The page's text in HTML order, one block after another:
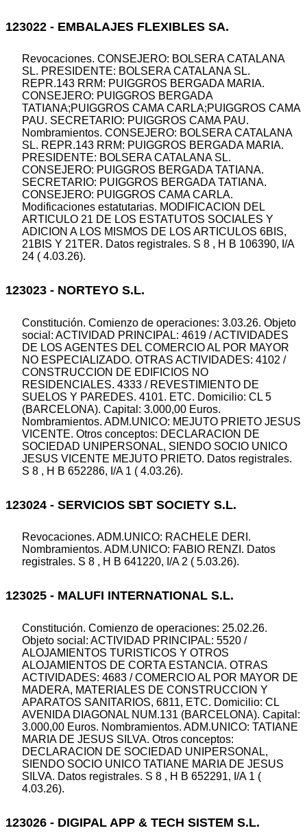
123022 - EMBALAJES FLEXIBLES SA.
Revocaciones. CONSEJERO: BOLSERA CATALANA
SL. PRESIDENTE: BOLSERA CATALANA SL.
REPR.143 RRM: PUIGGROS BERGADA MARIA.
CONSEJERO: PUIGGROS BERGADA
TATIANA;PUIGGROS CAMA CARLA;PUIGGROS CAMA
PAU. SECRETARIO: PUIGGROS CAMA PAU.
Nombramientos. CONSEJERO: BOLSERA CATALANA
SL. REPR.143 RRM: PUIGGROS BERGADA MARIA.
PRESIDENTE: BOLSERA CATALANA SL.
CONSEJERO: PUIGGROS BERGADA TATIANA.
SECRETARIO: PUIGGROS BERGADA TATIANA.
CONSEJERO: PUIGGROS CAMA CARLA.
Modificaciones estatutarias. MODIFICACION DEL
ARTICULO 21 DE LOS ESTATUTOS SOCIALES Y
ADICION A LOS MISMOS DE LOS ARTICULOS 6BIS,
21BIS Y 21TER. Datos registrales. S 8 , H B 106390, I/A
24 ( 4.03.26).
123023 - NORTEYO S.L.
Constitución. Comienzo de operaciones: 3.03.26. Objeto
social: ACTIVIDAD PRINCIPAL: 4619 / ACTIVIDADES
DE LOS AGENTES DEL COMERCIO AL POR MAYOR
NO ESPECIALIZADO. OTRAS ACTIVIDADES: 4102 /
CONSTRUCCION DE EDIFICIOS NO
RESIDENCIALES. 4333 / REVESTIMIENTO DE
SUELOS Y PAREDES. 4101. ETC. Domicilio: CL 5
(BARCELONA). Capital: 3.000,00 Euros.
Nombramientos. ADM.UNICO: MEJUTO PRIETO JESUS
VICENTE. Otros conceptos: DECLARACION DE
SOCIEDAD UNIPERSONAL, SIENDO SOCIO UNICO
JESUS VICENTE MEJUTO PRIETO. Datos registrales.
S 8 , H B 652286, I/A 1 ( 4.03.26).
123024 - SERVICIOS SBT SOCIETY S.L.
Revocaciones. ADM.UNICO: RACHELE DERI.
Nombramientos. ADM.UNICO: FABIO RENZI. Datos
registrales. S 8 , H B 641220, I/A 2 ( 5.03.26).
123025 - MALUFI INTERNATIONAL S.L.
Constitución. Comienzo de operaciones: 25.02.26.
Objeto social: ACTIVIDAD PRINCIPAL: 5520 /
ALOJAMIENTOS TURISTICOS Y OTROS
ALOJAMIENTOS DE CORTA ESTANCIA. OTRAS
ACTIVIDADES: 4683 / COMERCIO AL POR MAYOR DE
MADERA, MATERIALES DE CONSTRUCCION Y
APARATOS SANITARIOS, 6811, ETC. Domicilio: CL
AVENIDA DIAGONAL NUM.131 (BARCELONA). Capital:
3.000,00 Euros. Nombramientos. ADM.UNICO: TATIANE
MARIA DE JESUS SILVA. Otros conceptos:
DECLARACION DE SOCIEDAD UNIPERSONAL,
SIENDO SOCIO UNICO TATIANE MARIA DE JESUS
SILVA. Datos registrales. S 8 , H B 652291, I/A 1 (
4.03.26).
123026 - DIGIPAL APP & TECH SISTEM S.L.